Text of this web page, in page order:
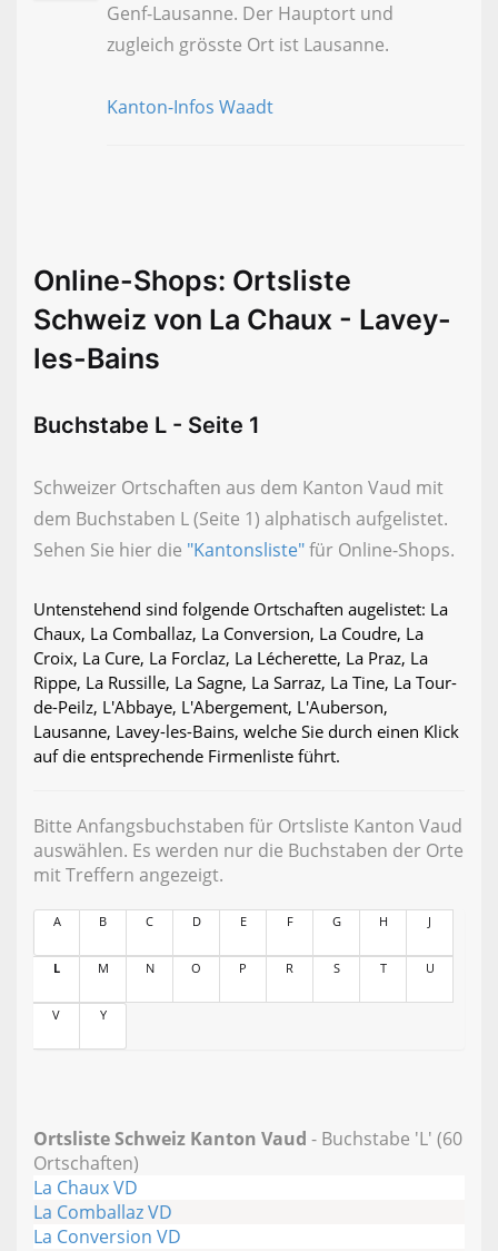
Genf-Lausanne. Der Hauptort und
zugleich grösste Ort ist Lausanne.
Kanton-Infos Waadt
Online-Shops: Ortsliste
Schweiz von La Chaux - Lavey-
les-Bains
Buchstabe L - Seite 1
Schweizer Ortschaften aus dem Kanton Vaud mit
dem Buchstaben L (Seite 1) alphatisch aufgelistet.
Sehen Sie hier die "Kantonsliste"für Online-Shops.
Untenstehend sind folgende Ortschaften augelistet: La
Chaux, La Comballaz, La Conversion, La Coudre, La
Croix, La Cure, La Forclaz, La Lécherette, La Praz, La
Rippe, La Russille, La Sagne, La Sarraz, La Tine, La Tour-
de-Peilz, L'Abbaye, L'Abergement, L'Auberson,
Lausanne, Lavey-les-Bains, welche Sie durch einen Klick
auf die entsprechende Firmenliste führt.
Bitte Anfangsbuchstaben für Ortsliste Kanton Vaud
auswählen. Es werden nur die Buchstaben der Orte
mit Treffern angezeigt.
A B C D E F G H J
L M N O P R S T U
V Y
Ortsliste Schweiz Kanton Vaud - Buchstabe 'L' (60
Ortschaften)
La Chaux VD
La Comballaz VD
La Conversion VD